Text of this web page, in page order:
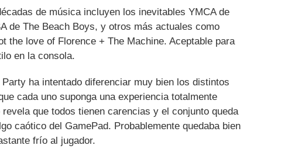
de música incluyen los inevitables YMCA de
de The Beach Boys, y otros más actuales como
the love of Florence + The Machine. Aceptable para
en la consola.
ha intentado diferenciar muy bien los distintos
cada uno suponga una experiencia totalmente
que todos tienen carencias y el conjunto queda
caótico del GamePad. Probablemente quedaba bien
frío al jugador.